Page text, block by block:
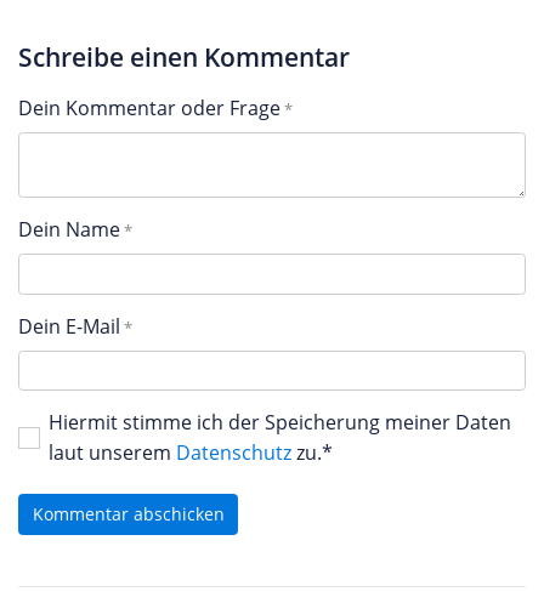
Schreibe einen Kommentar
Dein Kommentar oder Frage
Dein Name
Dein E-Mail
Hiermit stimme ich der Speicherung meiner Daten
laut unserem Datenschutzzu.*
Kommentar abschicken